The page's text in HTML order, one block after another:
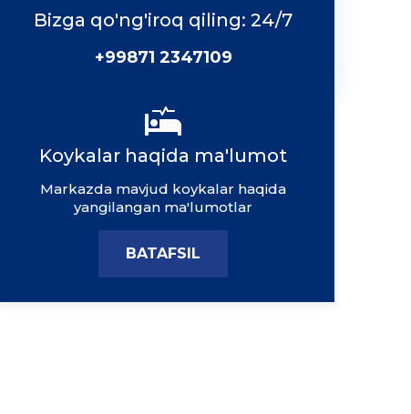
Bizga qo'ng'iroq qiling: 24/7
+99871 2347109
Koykalar haqida ma'lumot
Markazda mavjud koykalar haqida
yangilangan ma'lumotlar
BATAFSIL